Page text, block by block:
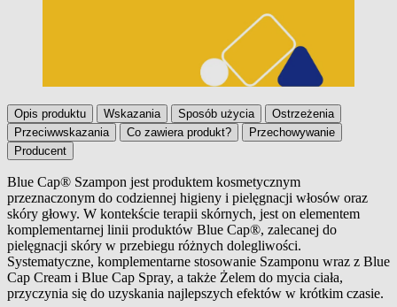
Opis produktu Wskazania Sposób użycia
Ostrzeżenia
Przeciwwskazania
Co zawiera produkt?
Przechowywanie
Producent
Opis produktu
Blue Cap® Szampon jest produktem kosmetycznym
przeznaczonym do codziennej higieny i pielęgnacji włosów oraz
skóry głowy. W kontekście terapii skórnych, jest on elementem
komplementarnej linii produktów Blue Cap®, zalecanej do
pielęgnacji skóry w przebiegu różnych dolegliwości.
Systematyczne, komplementarne stosowanie Szamponu wraz z Blue
Cap Cream i Blue Cap Spray, a także Żelem do mycia ciała,
przyczynia się do uzyskania najlepszych efektów w krótkim czasie.